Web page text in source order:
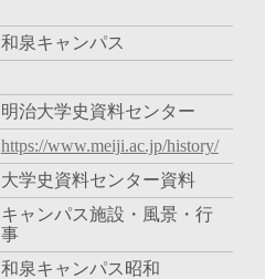
和泉キャンパス
明治大学史資料センター
https://www.meiji.ac.jp/history/
大学史資料センター資料
キャンパス施設・風景・行
事
和泉キャンパス昭和